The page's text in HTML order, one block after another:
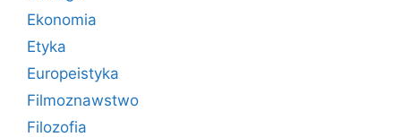
Ekonomia
Etyka
Europeistyka
Filmoznawstwo
Filozofia